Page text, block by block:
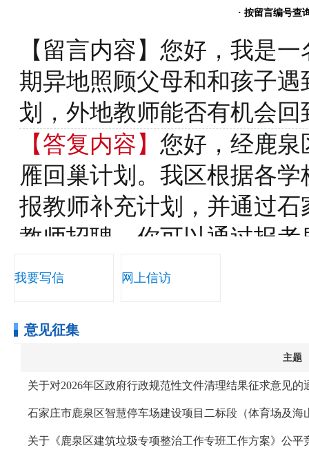
我要写信 网上信访
意见征集
主题
关于对2026年区政府行政规范性文件清理结果征求意见的
石家庄市鹿泉区智慧停车场建设项目二标段（体育场及
关于《鹿泉区建筑垃圾专项整治工作专班工作方案》公平